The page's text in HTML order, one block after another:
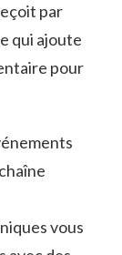
par
qui ajoute
pour
vous